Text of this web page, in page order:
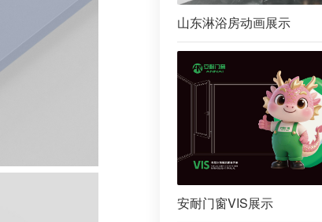
山东淋浴房动画展示
安耐门窗VIS展示